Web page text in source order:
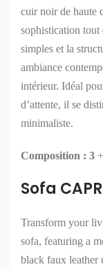
cuir noir de haute
sophistication tout
simples et la
ambiance
intérieur. Idéal
d’attente, il se
minimaliste.
Composition : 3
Sofa
Transform your
sofa, featuring a
black faux leather